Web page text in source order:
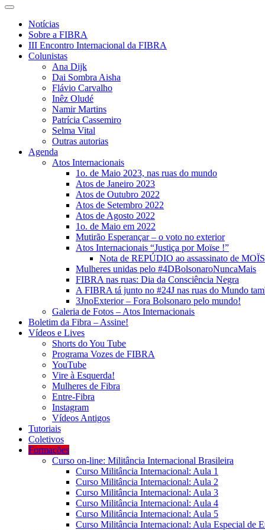
Notícias
Sobre a FIBRA
III Encontro Internacional da FIBRA
Colunistas
Ana Dijk
Dai Sombra Aisha
Flávio Carvalho
Inêz Oludé
Namir Martins
Patrícia Cassemiro
Selma Vital
Outras autorias
Agenda
Atos Internacionais
1o. de Maio 2023, nas ruas do mundo
Atos de Janeiro 2023
Atos de Outubro 2022
Atos de Setembro 2022
Atos de Agosto 2022
1o. de Maio em 2022
Mutirão Esperançar – o voto no exterior
Atos Internacionais “Justiça por Moïse !”
Nota de REPÚDIO ao assassinato de
Mulheres unidas pelo #4DBolsonaroNuncaMais
FIBRA nas ruas: Dia da Consciência Negra
A FIBRA tá junto no #24J nas ruas do Mundo
3JnoExterior – Fora Bolsonaro pelo mundo!
Galeria de Fotos – Atos Internacionais
Boletim da Fibra – Assine!
Vídeos e Lives
Shorts do You Tube
Programa Vozes de FIBRA
YouTube
Vire à Esquerda!
Mulheres de Fibra
Entre-Fibra
Instagram
Vídeos Antigos
Tutoriais
Coletivos
Formações
Curso on-line: Militância Internacional Brasileira
Curso Militância Internacional: Aula 1
Curso Militância Internacional: Aula 2
Curso Militância Internacional: Aula 3
Curso Militância Internacional: Aula 4
Curso Militância Internacional: Aula 5
Curso Militância Internacional: Aula Especial de